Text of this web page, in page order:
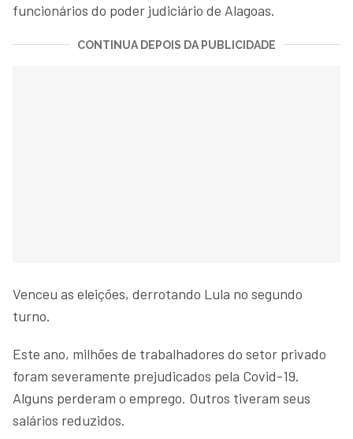
funcionários do poder judiciário de Alagoas.
CONTINUA DEPOIS DA PUBLICIDADE
Venceu as eleições, derrotando Lula no segundo
turno.
Este ano, milhões de trabalhadores do setor privado
foram severamente prejudicados pela Covid-19.
Alguns perderam o emprego. Outros tiveram seus
salários reduzidos.